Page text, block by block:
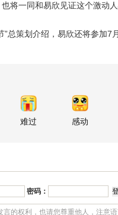
将一同和易欣见证这个激动人
策划介绍，易欣还将参加7
难过 感动
密码：